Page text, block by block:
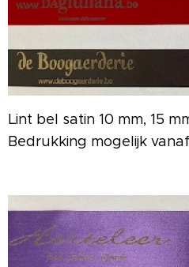
Lint bel satin 10 mm, 15
Bedrukking mogelijk